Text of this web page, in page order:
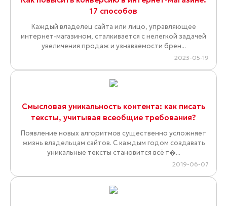
17 способов
Каждый владелец сайта или лицо, управляющее
интернет-магазином, сталкивается с нелегкой задачей
увеличения продаж и узнаваемости брен...
2023-05-19
Смысловая уникальность контента: как писать
тексты, учитывая всеобщие требования?
Появление новых алгоритмов существенно усложняет
жизнь владельцам сайтов. С каждым годом создавать
уникальные тексты становится всё т�...
2019-06-07